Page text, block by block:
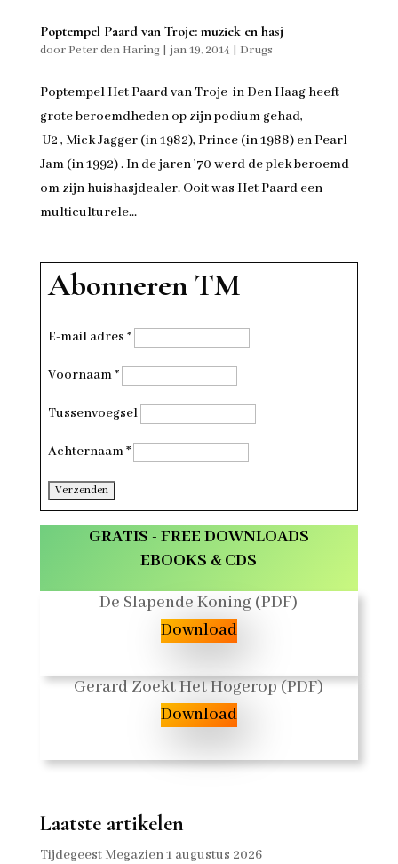
Poptempel Paard van Troje: muziek en hasj
door Peter den Haring| jan 19, 2014 | Drugs
Poptempel Het Paard van Troje in Den Haag heeft
grote beroemdheden op zijn podium gehad,
U2 , Mick Jagger (in 1982), Prince (in 1988) en Pearl
Jam (in 1992) . In de jaren ’70 werd de plek beroemd
om zijn huishasjdealer. Ooit was Het Paard een
multiculturele...
Abonneren TM
E-mail adres *
Voornaam*
Tussenvoegsel
Achternaam*
GRATIS - FREE DOWNLOADS
EBOOKS & CDS
De Slapende Koning (PDF)
Download
Gerard Zoekt Het Hogerop (PDF)
Download
Laatste artikelen
Tijdegeest Megazien 1 augustus 2026